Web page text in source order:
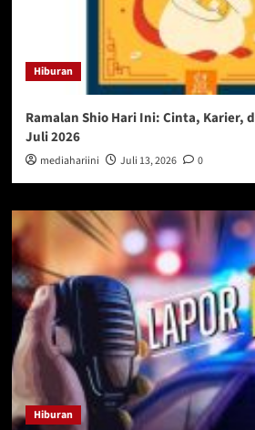
Hiburan
Ramalan Shio Hari Ini: Cinta, Karier,
Juli 2026
mediahariini Juli 13, 2026 0
Hiburan